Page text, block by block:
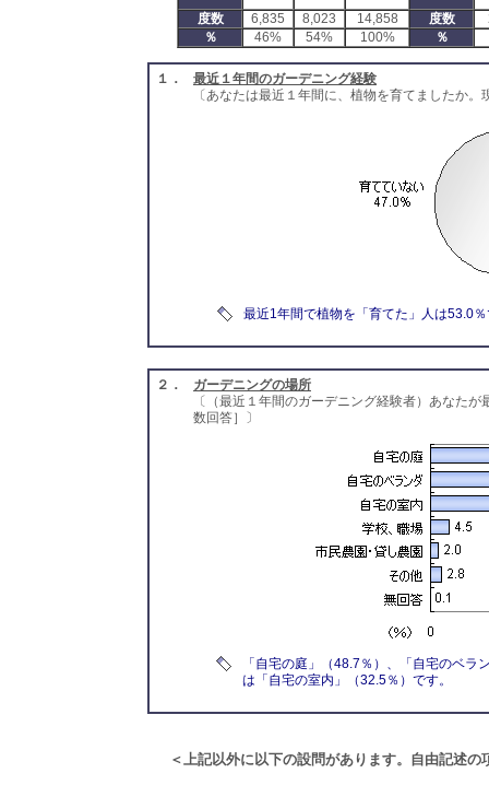
度数
6,835 8,023 14,858 度数
％
46% 54% 100% ％
１．
最近１年間のガーデニング経験
〔あなたは最近１年間に、植物を育てましたか
最近1年間で植物を「育てた」人は53.0
２．
ガーデニングの場所
〔（最近１年間のガーデニング経験者）あなた
数回答］〕
「自宅の庭」（48.7％）、「自宅のベ
は「自宅の室内」（32.5％）です。
＜上記以外に以下の設問があります。自由記述の